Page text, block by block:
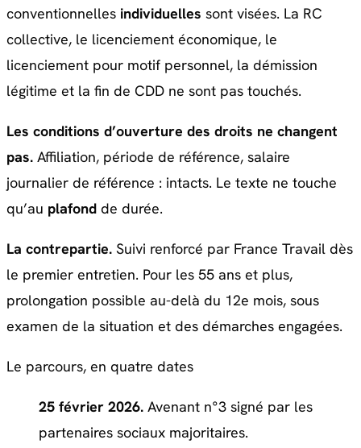
conventionnelles individuelles sont visées. La RC
collective, le licenciement économique, le
licenciement pour motif personnel, la démission
légitime et la fin de CDD ne sont pas touchés.
Les conditions d’ouverture des droits ne changent
pas. Affiliation, période de référence, salaire
journalier de référence : intacts. Le texte ne touche
qu’au plafond de durée.
La contrepartie. Suivi renforcé par France Travail dès
le premier entretien. Pour les 55 ans et plus,
prolongation possible au-delà du 12e mois, sous
examen de la situation et des démarches engagées.
Le parcours, en quatre dates
25 février 2026. Avenant n°3 signé par les
partenaires sociaux majoritaires.